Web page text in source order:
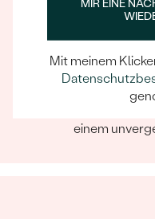
Ein
Wenn Sie online oder
sich darauf
einem
MIR EINE
Mit meinem